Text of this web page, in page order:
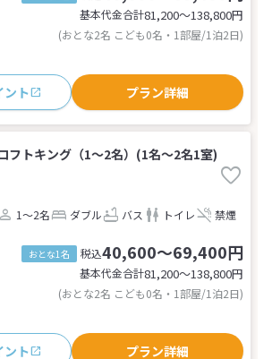
基本代金合計81,200〜138,800円
(おとな2名 こども0名・1部屋/1泊2日)
ント プラン詳細
フトキング（1～2名）(1名～2名1室)
1～2名 ダブル バス トイレ 禁煙
おとな1名 税込40,600～69,400円
基本代金合計81,200〜138,800円
(おとな2名 こども0名・1部屋/1泊2日)
ント プラン詳細